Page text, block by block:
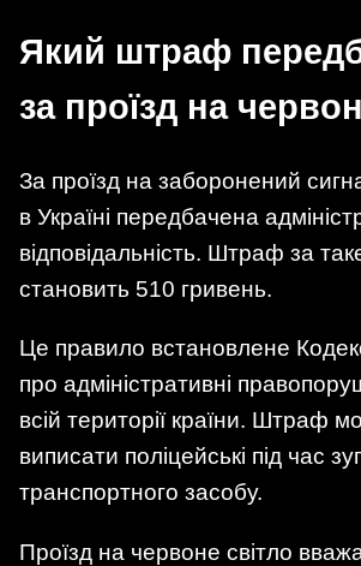
Який штраф
за проїзд на
За проїзд на заборонений
в Україні передбачена
відповідальність. Штраф за
становить 510 гривень.
Це правило встановлене
про адміністративні
всій території країни. Штраф
виписати поліцейські під час
транспортного засобу.
Проїзд на червоне світло